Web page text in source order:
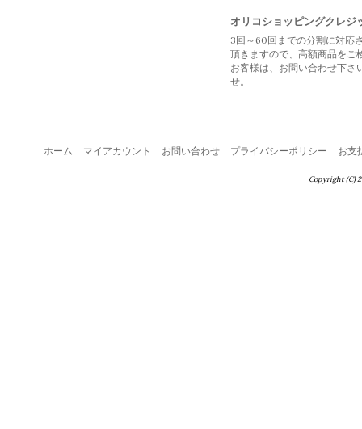
オリコショッピングクレジ
3回～60回までの分割に対応
頂きますので、高額商品をご
お客様は、お問い合わせ下さ
せ。
ホーム マイアカウント お問い合わせ プライバシーポリシー お支
Copyright (C)